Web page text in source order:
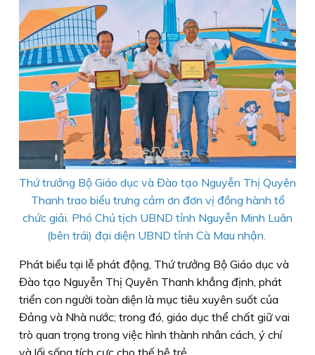
Thứ trưởng Bộ Giáo dục và Đào tạo Nguyễn Thị Quyên
Thanh trao biểu trưng cảm ơn đơn vị đồng hành tổ
chức giải. Phó Chủ tịch UBND tỉnh Nguyễn Minh Luân
(bên trái) đại diện UBND tỉnh Cà Mau nhận.
Phát biểu tại lễ phát động, Thứ trưởng Bộ Giáo dục và
Đào tạo Nguyễn Thị Quyên Thanh khẳng định, phát
triển con người toàn diện là mục tiêu xuyên suốt của
Đảng và Nhà nước; trong đó, giáo dục thể chất giữ vai
trò quan trọng trong việc hình thành nhân cách, ý chí
và lối sống tích cực cho thế hệ trẻ.